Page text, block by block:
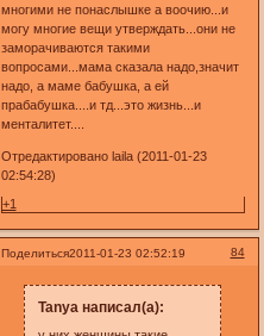
многими не понаслышке а воочию...и
могу многие вещи утверждать...они не
заморачиваются такими
вопросами...мама сказала надо,значит
надо, а маме бабушка, а ей
прабабушка....и тд...это жизнь...и
менталитет....
Отредактировано laila (2011-01-23
02:54:28)
+1
Поделиться 84
2011-01-23 02:52:19
Tanya написал(а):